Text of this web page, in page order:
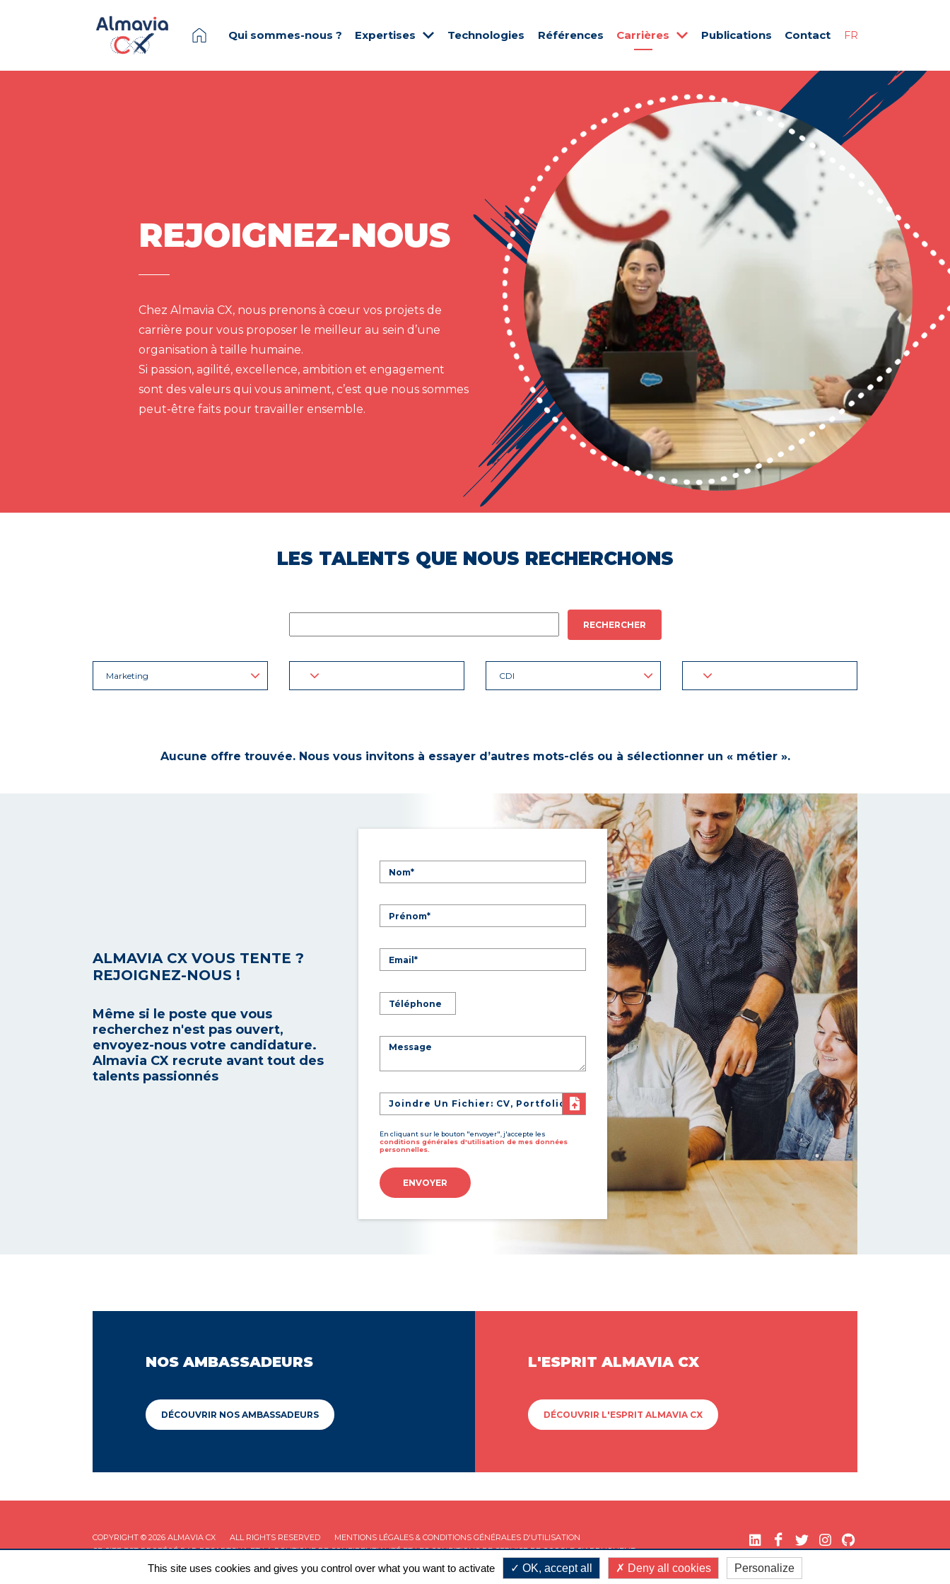
Qui sommes-nous ? Expertises Technologies Références Carrières Publications Contact FR
REJOIGNEZ-NOUS
Chez Almavia CX, nous prenons à cœur vos projets de
carrière pour vous proposer le meilleur au sein d’une
organisation à taille humaine.
Si passion, agilité, excellence, ambition et engagement
sont des valeurs qui vous animent, c’est que nous sommes
peut-être faits pour travailler ensemble.
LES TALENTS QUE NOUS RECHERCHONS
RECHERCHER
Marketing CDI
Aucune offre trouvée. Nous vous invitons à essayer d’autres mots-clés ou à sélectionner un « métier ».
ALMAVIA CX VOUS TENTE ?
REJOIGNEZ-NOUS !
Même si le poste que vous
recherchez n'est pas ouvert,
envoyez-nous votre candidature.
Almavia CX recrute avant tout des
talents passionnés
Joindre Un Fichier: CV, Portfolio
En cliquant sur le bouton "envoyer", j'accepte les
conditions générales d'utilisation de mes données
personnelles.
ENVOYER
NOS AMBASSADEURS
DÉCOUVRIR NOS AMBASSADEURS
L'ESPRIT ALMAVIA CX
DÉCOUVRIR L'ESPRIT ALMAVIA CX
COPYRIGHT © 2026 ALMAVIA CX ALL RIGHTS RESERVED
MENTIONS LÉGALES & CONDITIONS GÉNÉRALES D'UTILISATION
CE SITE EST PROTÉGÉ PAR RECAPTCHA ET LAPOLITIQUE DE CONFIDENTIALITÉET LESCONDITIONS DE SERVICEDE GOOGLE S'APPLIQUENT.
This site uses cookies and gives you control over what you want to activate OK, accept all Deny all cookies Personalize